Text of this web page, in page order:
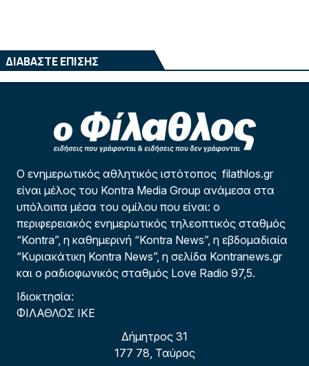
ΔΙΑΒΑΣΤΕ ΕΠΙΣΗΣ
Ο ενημερωτικός αθλητικός ιστότοπος filathlos.gr
είναι μέλος του Kontra Media Group ανάμεσα στα
υπόλοιπα μέσα του ομίλου που είναι: ο
περιφερειακός ενημερωτικός τηλεοπτικός σταθμός
“Kontra”, η καθημερινή “Kontra News”, η εβδομαδιαία
“Κυριακάτικη Kontra News”, η σελίδα Kontranews.gr
και ο ραδιοφωνικός σταθμός Love Radio 97,5.
Ιδιοκτησία:
ΦΙΛΑΘΛΟΣ ΙΚΕ
Δήμητρος 31
177 78, Ταύρος